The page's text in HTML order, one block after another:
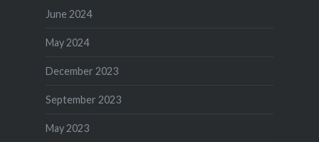
June 2024
May 2024
December 2023
September 2023
May 2023